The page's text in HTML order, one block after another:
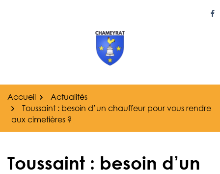
Accueil
Actualités
Toussaint : besoin d’un chauffeur pour vous rendre
aux cimetières ?
Toussaint : besoin d’un